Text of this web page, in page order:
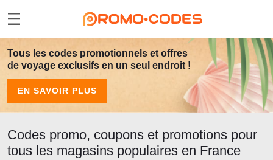
Tous les codes promotionnels et offres
de voyage exclusifs en un seul endroit !
EN SAVOIR PLUS
Codes promo, coupons et promotions pour
tous les magasins populaires en France